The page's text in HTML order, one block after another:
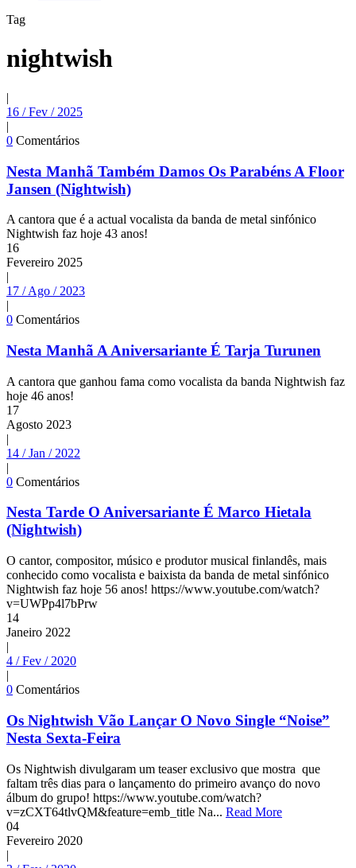
Tag
nightwish
|
16 / Fev / 2025
|
0 Comentários
Nesta Manhã Também Damos Os Parabéns A Floor
Jansen (Nightwish)
A cantora que é a actual vocalista da banda de metal sinfónico
Nightwish faz hoje 43 anos!
16
Fevereiro 2025
|
17 / Ago / 2023
|
0 Comentários
Nesta Manhã A Aniversariante É Tarja Turunen
A cantora que ganhou fama como vocalista da banda Nightwish faz
hoje 46 anos!
17
Agosto 2023
|
14 / Jan / 2022
|
0 Comentários
Nesta Tarde O Aniversariante É Marco Hietala
(Nightwish)
O cantor, compositor, músico e produtor musical finlandês, mais
conhecido como vocalista e baixista da banda de metal sinfónico
Nightwish faz hoje 56 anos! https://www.youtube.com/watch?
v=UWPp4l7bPrw
14
Janeiro 2022
|
4 / Fev / 2020
|
0 Comentários
Os Nightwish Vão Lançar O Novo Single “Noise”
Nesta Sexta-Feira
Os Nightwish divulgaram um teaser exclusivo que mostra que
faltam três dias para o lançamento do primeiro avanço do novo
álbum do grupo! https://www.youtube.com/watch?
v=zCXT64tlvQM&feature=emb_title Na... Read More
04
Fevereiro 2020
|